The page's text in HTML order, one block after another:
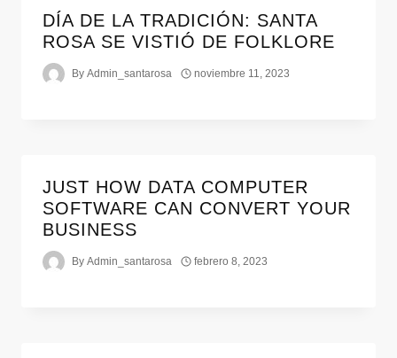
DÍA DE LA TRADICIÓN: SANTA
ROSA SE VISTIÓ DE FOLKLORE
By Admin_santarosa noviembre 11, 2023
JUST HOW DATA COMPUTER
SOFTWARE CAN CONVERT YOUR
BUSINESS
By Admin_santarosa febrero 8, 2023